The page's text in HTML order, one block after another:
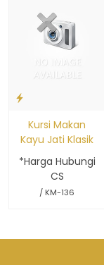
Kursi Makan
Kayu Jati Klasik
*Harga Hubungi
CS
/ KM-136